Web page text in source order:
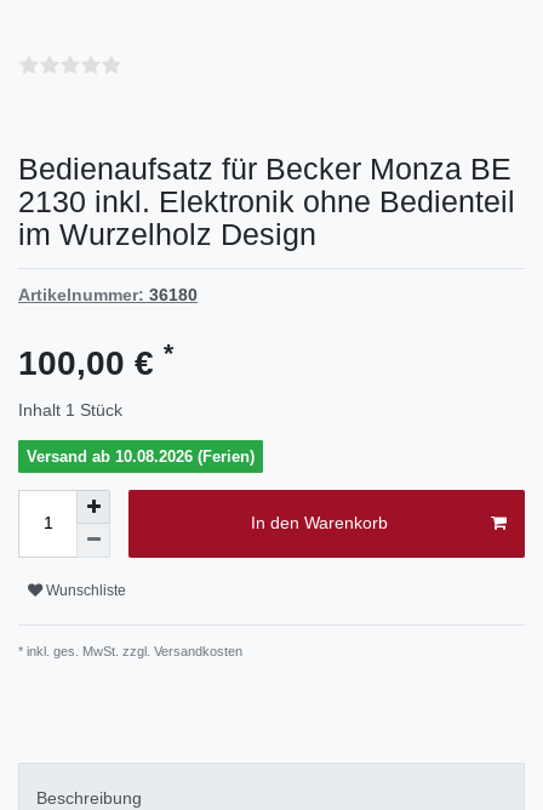
Bedienaufsatz für Becker Monza BE
2130 inkl. Elektronik ohne Bedienteil
im Wurzelholz Design
Artikelnummer: 36180
100,00 € *
Inhalt 1 Stück
Versand ab 10.08.2026 (Ferien)
In den Warenkorb
Wunschliste
* inkl. ges. MwSt. zzgl. Versandkosten
Beschreibung